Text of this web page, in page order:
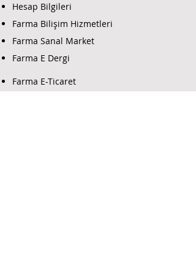
Hesap Bilgileri
Farma Bilişim Hizmetleri
Farma Sanal Market
Farma E Dergi
Farma E-Ticaret